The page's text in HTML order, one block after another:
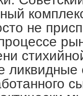
не
ликвидные